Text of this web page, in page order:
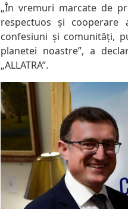
„În vremuri marcate de
respectuos și cooperare
confesiuni și comunități,
planetei noastre”, a
„ALLATRA”.